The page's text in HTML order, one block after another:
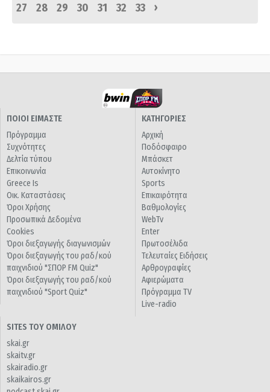
27
28 29 30 31 32 33 ›
ΠΟΙΟΙ ΕΙΜΑΣΤΕ
Πρόγραμμα
Συχνότητες
Δελτία τύπου
Επικοινωνία
Greece Is
Οικ. Καταστάσεις
Όροι Χρήσης
Προσωπικά Δεδομένα
Cookies
Όροι διεξαγωγής διαγωνισμών
Όροι διεξαγωγής του ραδ/κού
παιχνιδιού "ΣΠΟΡ FM Quiz"
Όροι διεξαγωγής του ραδ/κού
παιχνιδιού "Sport Quiz"
ΚΑΤΗΓΟΡΙΕΣ
Αρχική
Ποδόσφαιρο
Μπάσκετ
Αυτοκίνητο
Sports
Επικαιρότητα
Βαθμολογίες
WebTv
Enter
Πρωτοσέλιδα
Τελευταίες Ειδήσεις
Αρθρογραφίες
Αφιερώματα
Πρόγραμμα TV
Live-radio
SITES ΤΟΥ ΟΜΙΛΟΥ
skai.gr
skaitv.gr
skairadio.gr
skaikairos.gr